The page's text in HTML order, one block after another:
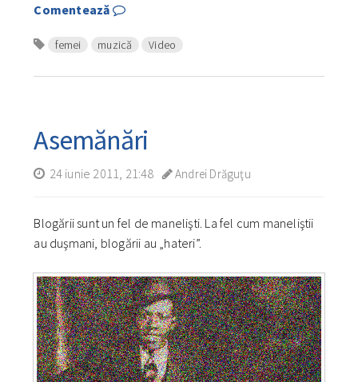
Comentează
femei muzică Video
Asemănări
24 iunie 2011, 21:48 Andrei Drăguţu
Blogării sunt un fel de manelişti. La fel cum maneliştii
au duşmani, blogării au „hateri”.